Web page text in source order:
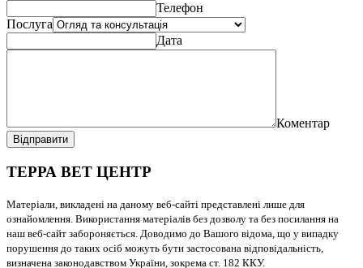
Телефон
Послуга
Дата
Коментар
Відправити
ТЕРРА ВЕТ ЦЕНТР
Матеріали, викладені на даному веб-сайті представлені лише для
ознайомлення. Використання матеріалів без дозволу та без посилання на
наш веб-сайт забороняється. Доводимо до Вашого відома, що у випадку
порушення до таких осіб можуть бути застосована відповідальність,
визначена законодавством України, зокрема ст. 182 ККУ.